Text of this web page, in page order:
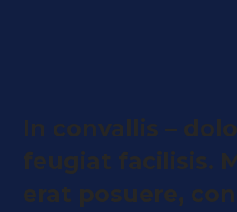
In convallis –
feugiat facilisis.
erat posuere,